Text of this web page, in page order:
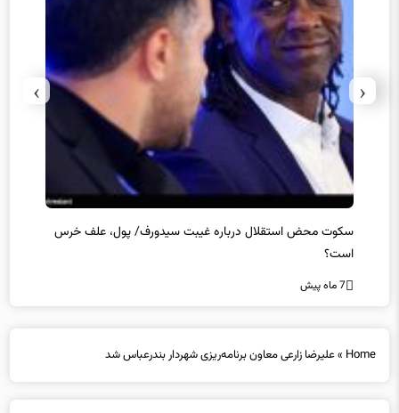
سکوت محض استقلال درباره غیبت سیدورف/ پول، علف خرس
است؟
7 ماه پیش
‹
›
Home
»علیرضا زارعی معاون برنامه‌ریزی شهردار بندرعباس شد